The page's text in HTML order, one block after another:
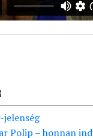
jelenség
Polip – honnan